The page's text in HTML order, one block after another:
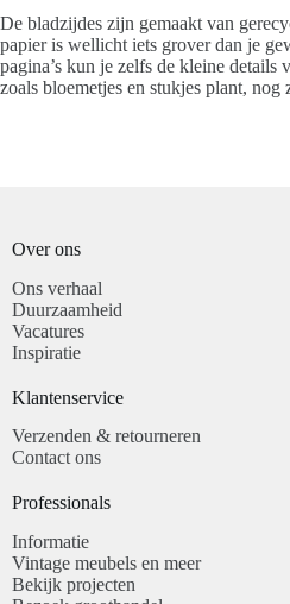
De bladzijdes zijn gemaakt van
papier is wellicht iets grover dan je
pagina’s kun je zelfs de kleine details
zoals bloemetjes en stukjes plant, nog
Over ons
Ons verhaal
Duurzaamheid
Vacatures
Inspiratie
Klantenservice​
Verzenden & retourneren
Contact ons
Professionals​
Informatie
Vintage meubels en meer
Bekijk projecten